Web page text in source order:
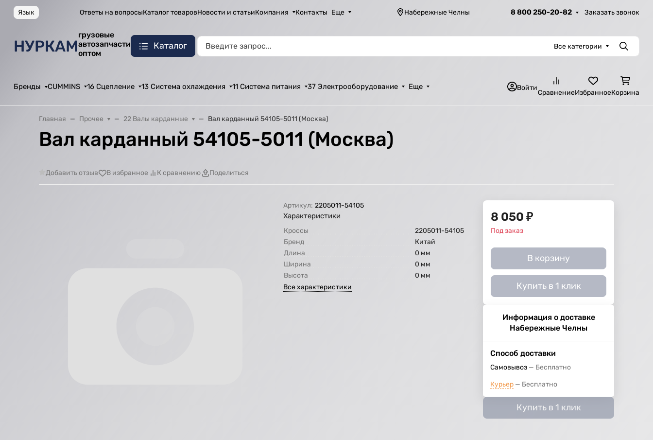
Язык Ответы на вопросыКаталог товаровНовости и статьиКомпания Контакты Еще Набережные Челны 8 800 250-20-82 Заказать звонок
НУРКАМ
грузовые
автозапчасти
оптом
Каталог Все категории Поиск
Бренды CUMMINS 16 Сцепление 13 Система охлаждения 11 Система питания 37 Электрооборудование Еще Войти
СравнениеИзбранноеКорзина
Главная Прочее 22 Валы карданные Вал карданный 54105-5011 (Москва)
Вал карданный 54105-5011 (Москва)
Добавить отзыв В избранное К сравнению Поделиться
Артикул: 2205011-54105
Характеристики
Кроссы
2205011-54105
Бренд
Китай
Длина
0 мм
Ширина
0 мм
Высота
0 мм
Все характеристики
8 050 ₽
Под заказ
В корзину
Купить в 1 клик
Информация о доставке
Набережные Челны
Способ доставки
Самовывоз Бесплатно
Курьер Бесплатно
Купить в 1 клик